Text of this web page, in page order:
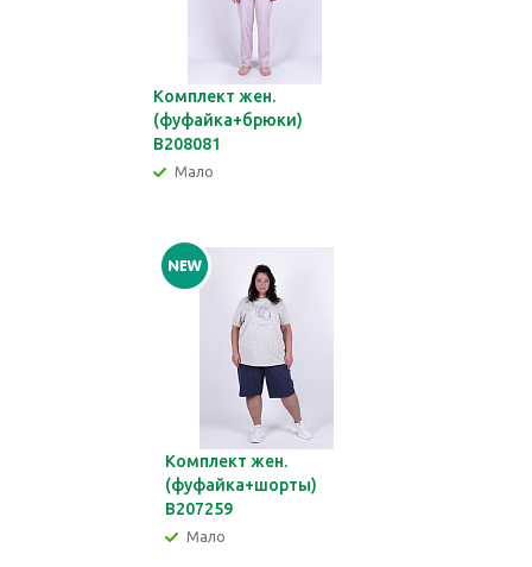
Комплект жен.
(фуфайка+брюки)
В208081
Мало
Комплект жен.
(фуфайка+шорты)
В207259
Мало